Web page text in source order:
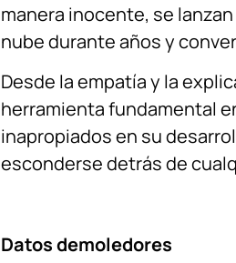
manera inocente, se
nube durante años y
Desde la empatía y la
herramienta fundamental
inapropiados en su
esconderse detrás de
Datos demoledores